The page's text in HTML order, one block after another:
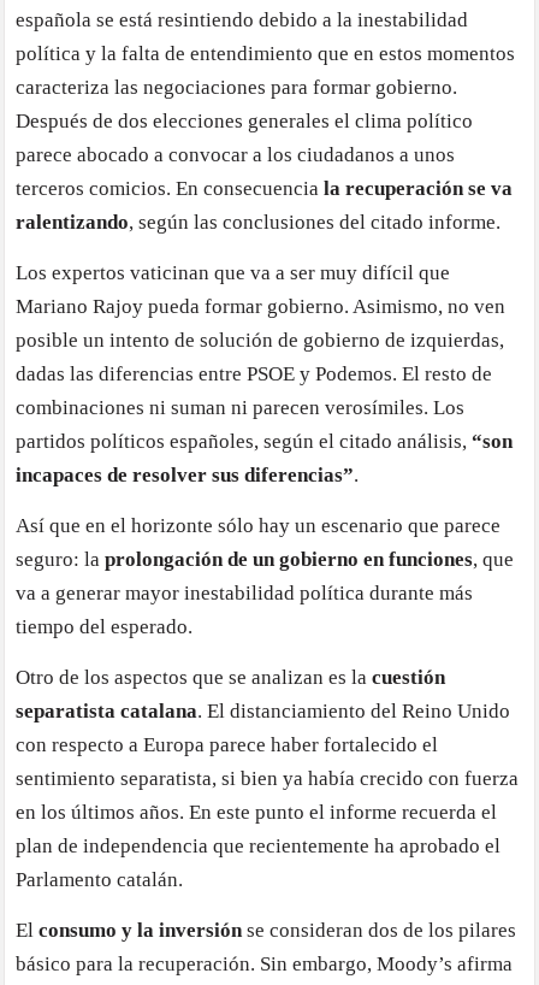
española se está resintiendo debido a la inestabilidad
política y la falta de entendimiento que en estos momentos
caracteriza las negociaciones para formar gobierno.
Después de dos elecciones generales el clima político
parece abocado a convocar a los ciudadanos a unos
terceros comicios. En consecuenciala recuperación se va
ralentizando, según las conclusiones del citado informe.
Los expertos vaticinan que va a ser muy difícil que
Mariano Rajoy pueda formar gobierno. Asimismo, no ven
posible un intento de solución de gobierno de izquierdas,
dadas las diferencias entre PSOE y Podemos. El resto de
combinaciones ni suman ni parecen verosímiles. Los
partidos políticos españoles, según el citado análisis,“son
incapaces de resolver sus diferencias”.
Así que en el horizonte sólo hay un escenario que parece
seguro: laprolongación de un gobierno en funciones, que
va a generar mayor inestabilidad política durante más
tiempo del esperado.
Otro de los aspectos que se analizan es lacuestión
separatista catalana. El distanciamiento del Reino Unido
con respecto a Europa parece haber fortalecido el
sentimiento separatista, si bien ya había crecido con fuerza
en los últimos años. En este punto el informe recuerda el
plan de independencia que recientemente ha aprobado el
Parlamento catalán.
Elconsumo y la inversiónse consideran dos de los pilares
básico para la recuperación. Sin embargo, Moody’s afirma